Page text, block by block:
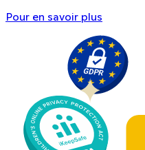
Pour en savoir plus